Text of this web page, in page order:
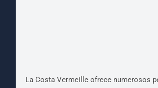
La Costa Vermeille ofrece numerosos